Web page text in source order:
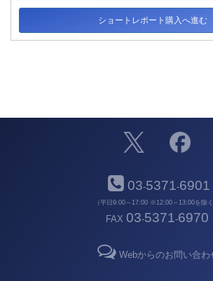
ショートレポート購入へ進む
03-5371-6901
（平日9:00～17:00 ※12:00～13:00を除く
FAX 03-5371-6970
Webからのお問い合わ